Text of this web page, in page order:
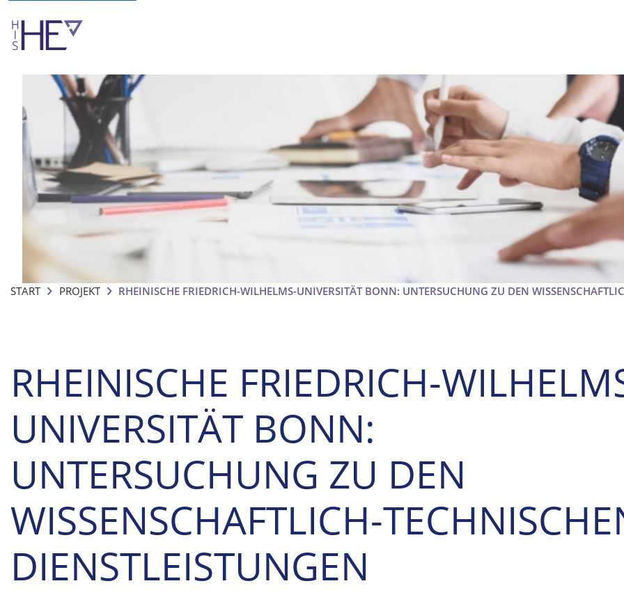
START PROJEKT RHEINISCHE FRIEDRICH-WILHELMS-UNIVERSITÄT BONN: UNTERSUCHUNG ZU DEN
RHEINISCHE FRIEDRICH-
UNIVERSITÄT BONN:
UNTERSUCHUNG ZU DEN
WISSENSCHAFTLICH-
DIENSTLEISTUNGEN